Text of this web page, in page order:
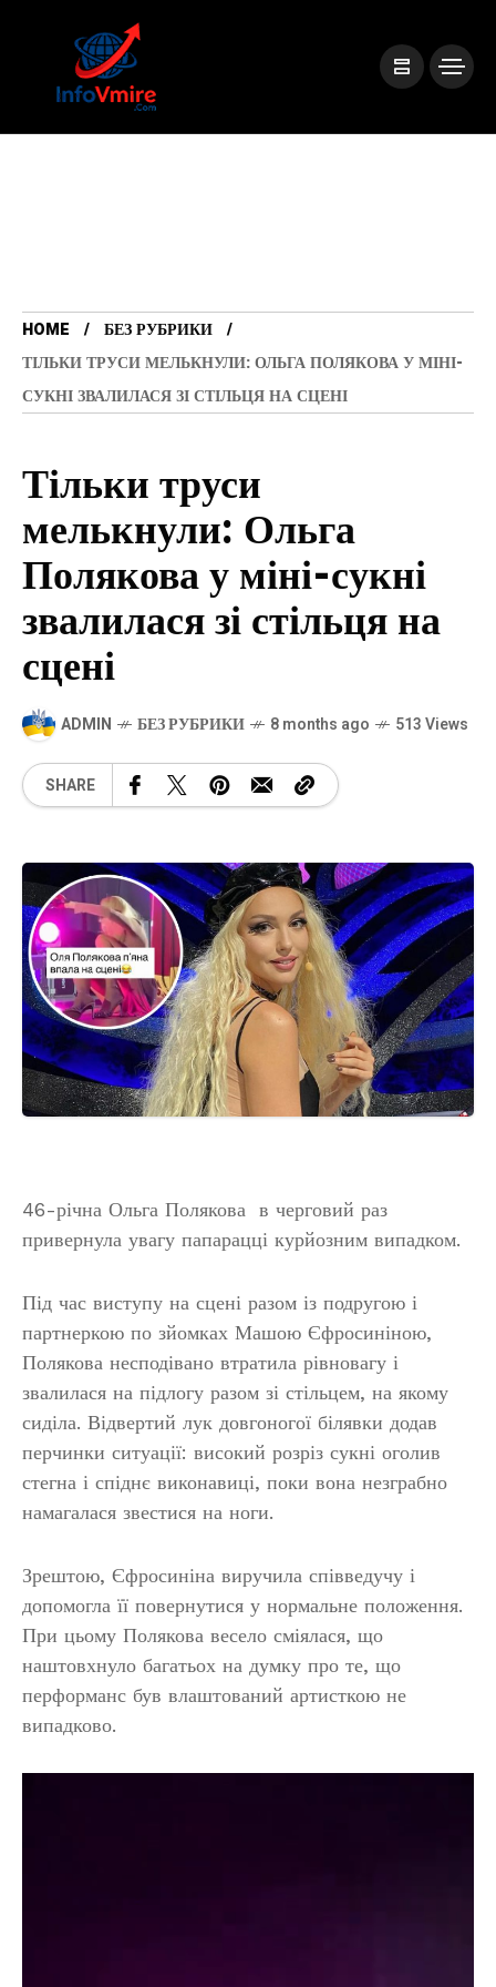
HOME
БЕЗ РУБРИКИ
ТІЛЬКИ ТРУСИ МЕЛЬКНУЛИ: ОЛЬГА ПОЛЯКОВА У МІНІ-
СУКНІ ЗВАЛИЛАСЯ ЗІ СТІЛЬЦЯ НА СЦЕНІ
Тільки труси
мелькнули: Ольга
Полякова у міні-сукні
звалилася зі стільця на
сцені
ADMIN БЕЗ РУБРИКИ 8 months ago 513 Views
SHARE
46-річна Ольга Полякова в черговий раз
привернула увагу папарацці курйозним випадком.
Під час виступу на сцені разом із подругою і
партнеркою по зйомках Машою Єфросиніною,
Полякова несподівано втратила рівновагу і
звалилася на підлогу разом зі стільцем, на якому
сиділа. Відвертий лук довгоногої білявки додав
перчинки ситуації: високий розріз сукні оголив
стегна і спіднє виконавиці, поки вона незграбно
намагалася звестися на ноги.
Зрештою, Єфросиніна виручила співведучу і
допомогла її повернутися у нормальне положення.
При цьому Полякова весело сміялася, що
наштовхнуло багатьох на думку про те, що
перформанс був влаштований артисткою не
випадково.